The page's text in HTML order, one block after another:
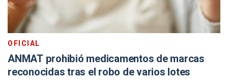
OFICIAL
ANMAT prohibió medicamentos de marcas
reconocidas tras el robo de varios lotes